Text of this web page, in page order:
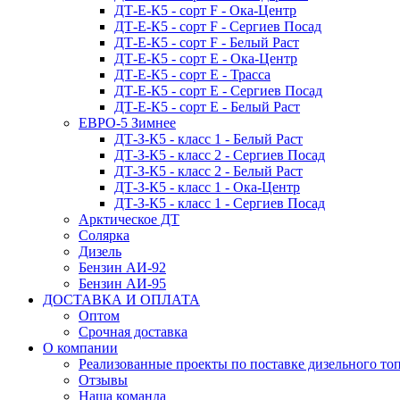
ДТ-Е-К5 - сорт F - Ока-Центр
ДТ-Е-К5 - сорт F - Сергиев Посад
ДТ-Е-К5 - сорт F - Белый Раст
ДТ-Е-К5 - сорт E - Ока-Центр
ДТ-Е-К5 - сорт E - Трасса
ДТ-Е-К5 - сорт E - Сергиев Посад
ДТ-Е-К5 - сорт E - Белый Раст
ЕВРО-5 Зимнее
ДТ-З-К5 - класс 1 - Белый Раст
ДТ-З-К5 - класс 2 - Сергиев Посад
ДТ-З-К5 - класс 2 - Белый Раст
ДТ-З-К5 - класс 1 - Ока-Центр
ДТ-З-К5 - класс 1 - Сергиев Посад
Арктическое ДТ
Солярка
Дизель
Бензин АИ-92
Бензин АИ-95
ДОСТАВКА И ОПЛАТА
Оптом
Срочная доставка
О компании
Реализованные проекты по поставке дизельного
Отзывы
Наша команда